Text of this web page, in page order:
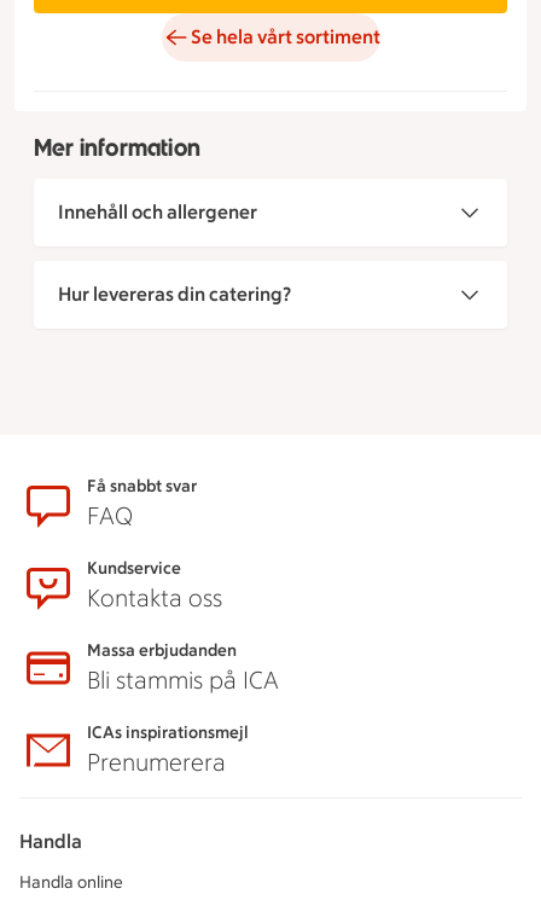
Se hela vårt sortiment
Mer information
Innehåll och allergener
Hur levereras din catering?
SidfotFå snabbt svar
FAQ
Kundservice
Kontakta oss
Massa erbjudanden
Bli stammis på ICA
ICAs inspirationsmejl
Prenumerera
Handla
Handla online